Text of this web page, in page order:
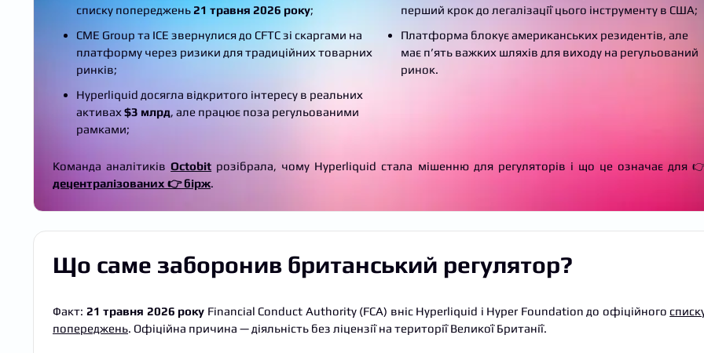
списку попереджень21 травня 2026 року;
CME Group та ICE звернулися до CFTC зі скаргами на
платформу через ризики для традиційних товарних
ринків;
Hyperliquid досягла відкритого інтересу в реальних
активах $3 млрд, але працює поза регульованими
рамками;
перший крок до легалізації цього інструменту в США;
Платформа блокує американських резидентів, але
має п’ять важких шляхів для виходу на регульований
ринок.
Команда аналітиківOctobit розібрала, чому Hyperliquid стала мішенню для регуляторів і що це означає для
децентралізованих 👉бірж.
Що саме заборонив британський регулятор?
Факт: 21 травня 2026 року Financial Conduct Authority (FCA) вніс Hyperliquid і Hyper Foundation до офіційного
попереджень. Офіційна причина — діяльність без ліцензії на території Великої Британії.